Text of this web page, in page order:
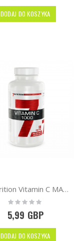
DODAJ DO KOSZYKA
7Nutrition Vitamin C MAX 1000 90 vege caps
Rating:
0%
5,99 GBP
DODAJ DO KOSZYKA